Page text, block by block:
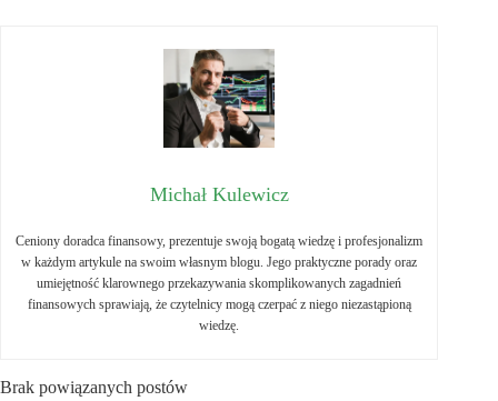
Michał Kulewicz
Ceniony doradca finansowy, prezentuje swoją bogatą wiedzę i profesjonalizm
w każdym artykule na swoim własnym blogu. Jego praktyczne porady oraz
umiejętność klarownego przekazywania skomplikowanych zagadnień
finansowych sprawiają, że czytelnicy mogą czerpać z niego niezastąpioną
wiedzę.
Brak powiązanych postów